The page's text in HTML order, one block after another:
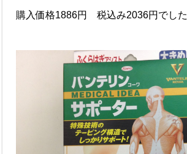
購入価格1886円 税込み2036円でした